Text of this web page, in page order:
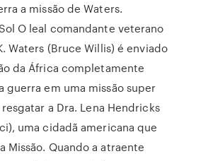
a missão de Waters.
O leal comandante veterano
Waters (Bruce Willis) é enviado
da África completamente
guerra em uma missão super
a Dra. Lena Hendricks
uma cidadã americana que
Missão. Quando a atraente